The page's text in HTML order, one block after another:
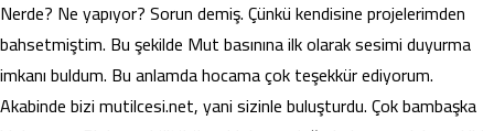
Nerde? Ne yapıyor? Sorun demiş. Çünkü kendisine projelerimden
bahsetmiştim. Bu şekilde Mut basınına ilk olarak sesimi duyurma
imkanı buldum. Bu anlamda hocama çok teşekkür ediyorum.
Akabinde bizi mutilcesi.net, yani sizinle buluşturdu. Çok bambaşka